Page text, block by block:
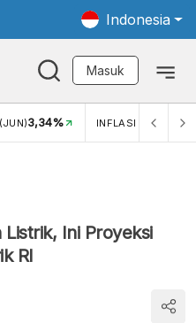
Indonesia
Masuk
3,34% INFLASI MOM
Ini Proyeksi
RI